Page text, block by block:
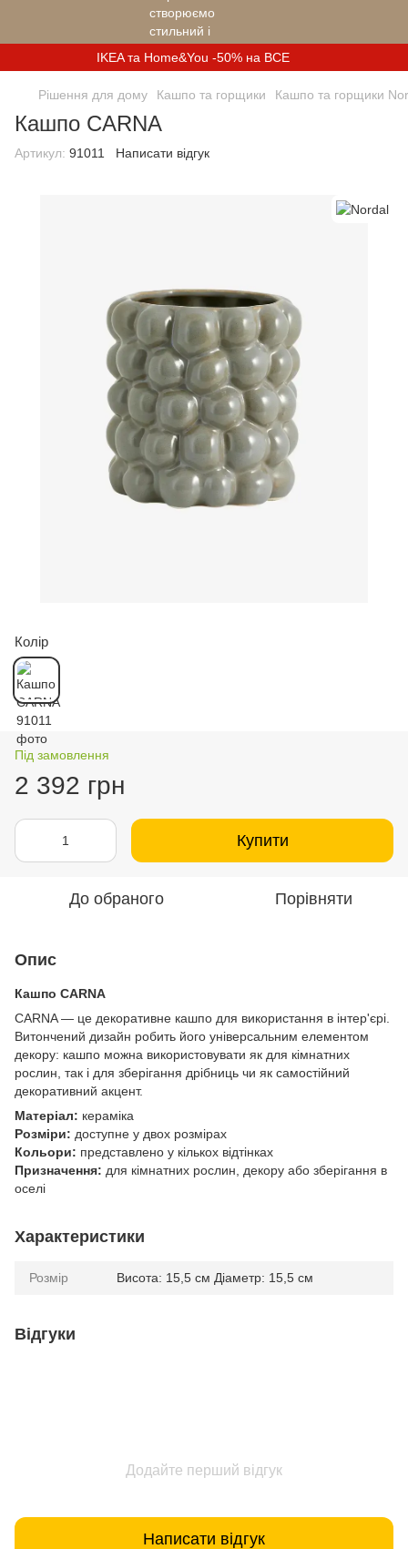
IKEA та Home&You -50% на ВСЕ
Рішення для дому Кашпо та горщики Кашпо та горщики
Кашпо CARNA
Артикул: 91011 Написати відгук
Колір
Під замовлення
2 392 грн
Купити
До обраного Порівняти
Опис
Кашпо CARNA
CARNA — це декоративне кашпо для використання в інтер'єрі.
Витончений дизайн робить його універсальним елементом
декору: кашпо можна використовувати як для кімнатних
рослин, так і для зберігання дрібниць чи як самостійний
декоративний акцент.
Матеріал: кераміка
Розміри: доступне у двох розмірах
Кольори: представлено у кількох відтінках
Призначення: для кімнатних рослин, декору або зберігання в
оселі
Характеристики
Розмір Висота: 15,5 см Діаметр: 15,5 см
Відгуки
Додайте перший відгук
Написати відгук